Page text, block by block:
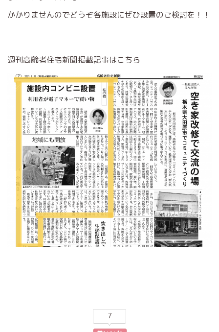
かかりませんのでどうぞ各施設にぜひ設置のご検討を！！
週刊高齢者住宅新聞掲載記事はこちら
7